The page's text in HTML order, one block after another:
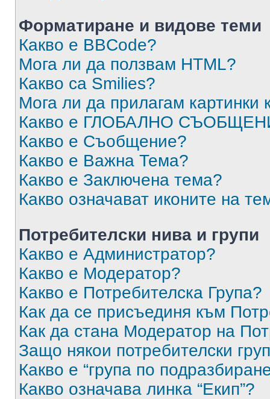
Форматиране и видове теми
Какво е BBCode?
Мога ли да ползвам HTML?
Какво са Smilies?
Мога ли да прилагам
Какво е ГЛОБАЛНО
Какво е Съобщение?
Какво е Важна Тема?
Какво е Заключена тема?
Какво означават иконите на
Потребителски нива и групи
Какво е Администратор?
Какво е Модератор?
Какво е Потребителска Група?
Как да се присъединя към
Как да стана Модератор на
Защо някои потребителски
Какво е “група по
Какво означава линка “Екип”?